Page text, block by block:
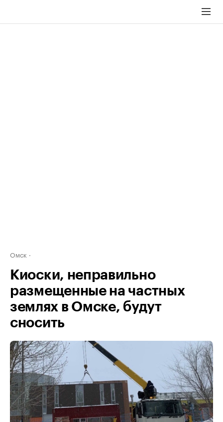
Омск
Киоски, неправильно
размещенные на частных
землях в Омске, будут
сносить